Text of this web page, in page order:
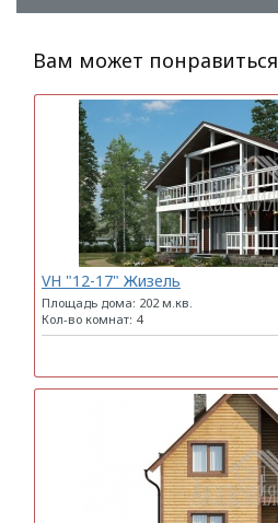
Вам может понравиться
VH "12-17" Жизель
Площадь дома: 202 м.кв.
Кол-во комнат: 4